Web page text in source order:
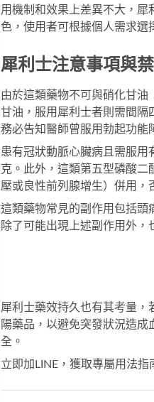
用機制和效果上差異不大，
色，使用者可根據個人需求選
犀利士注意事項與
由於這類藥物不可與硝化甘
甘油，服用犀利士者則需間隔
務必告知醫師曾服用勃起功能
患有冠狀動脈心臟病且需服
克。此外，這類第五型磷酸
壓或良性前列腺增生）併用，
這類藥物常見的副作用包括頭
除了可能出現上述副作用外，
犀利士藥效持久也有其考量
陽藥品，以避免突發狀況造
全。
立即加LINE，獲取專屬用法指